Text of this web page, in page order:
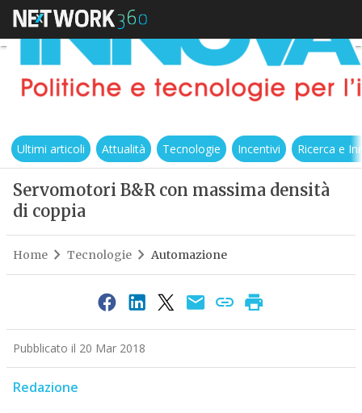
Ultimi articoli Attualità Tecnologie Incentivi Ricerca e
Servomotori B&R con massima densità
di coppia
Home Tecnologie Automazione
Pubblicato il 20 Mar 2018
Redazione